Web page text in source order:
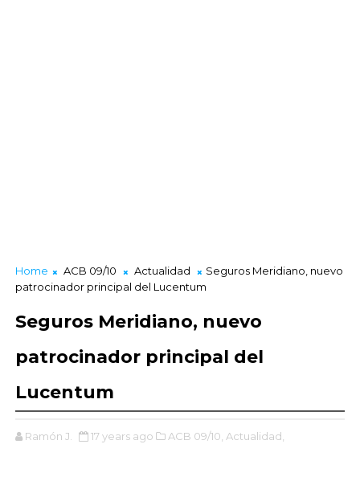
Home ACB 09/10 Actualidad
Seguros Meridiano, nuevo
patrocinador principal del Lucentum
Seguros Meridiano, nuevo
patrocinador principal del
Lucentum
Ramón J. 17 years ago ACB 09/10, Actualidad,